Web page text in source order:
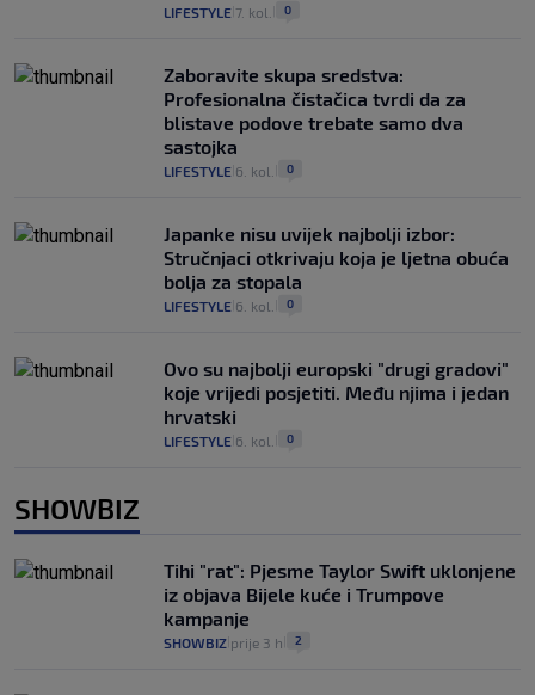
LIFESTYLE 7. kol. 0
Zaboravite skupa sredstva:
Profesionalna čistačica tvrdi da za
blistave podove trebate samo dva
sastojka
LIFESTYLE 6. kol. 0
Japanke nisu uvijek najbolji izbor:
Stručnjaci otkrivaju koja je ljetna obuća
bolja za stopala
LIFESTYLE 6. kol. 0
Ovo su najbolji europski "drugi gradovi"
koje vrijedi posjetiti. Među njima i jedan
hrvatski
LIFESTYLE 6. kol. 0
SHOWBIZ
Tihi "rat": Pjesme Taylor Swift uklonjene
iz objava Bijele kuće i Trumpove
kampanje
SHOWBIZ prije 3 h 2